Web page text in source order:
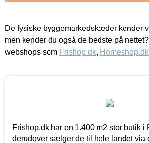
De fysiske byggemarkedskæder kender
men kender du også de bedste på
webshops som Frishop.dk, Homeshop.dk
Frishop.dk har en 1.400 m2 stor butik i
derudover sælger de til hele landet via